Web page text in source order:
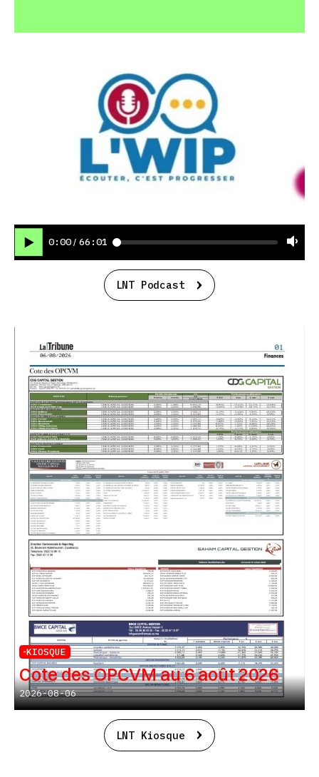
0:00 / 66:01
LNT Podcast
KIOSQUE
Cote des OPCVM au 6 août 2026
2026-08-06
LNT Kiosque